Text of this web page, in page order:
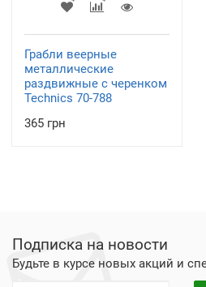
Грабли веерные
металлические
раздвижные с черенком
Technics 70-788
365 грн
Подписка на новости
Будьте в курсе новых акций и